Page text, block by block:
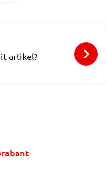
artikel?